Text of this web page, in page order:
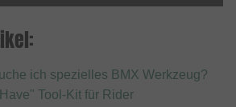
ich spezielles BMX Werkzeug?
Tool-Kit für Rider